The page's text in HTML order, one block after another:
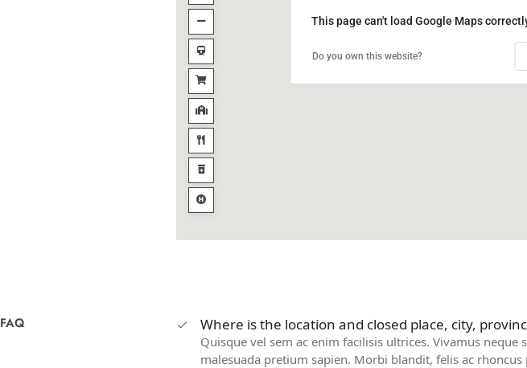
This page can't load Google Maps
Do you own this website?
FAQ Where is the location and closed place, city,
Quisque vel sem ac enim facilisis ultrices. Vivamus neque
malesuada pretium sapien. Morbi blandit, felis ac